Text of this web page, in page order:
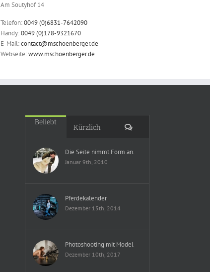
Am Soutyhof 14
Telefon:0049 (0)6831-7642090
Handy:0049 (0)178-9321670
E-Mail:contact@mschoenberger.de
Webseite:www.mschoenberger.de
Beliebt
Kürzlich Kommentare
Die Seite nimmt Form an.
Januar 9th, 2010
Pferdekalender
Dezember 15th, 2014
Photoshooting mit Model
Dezember 10th, 2017